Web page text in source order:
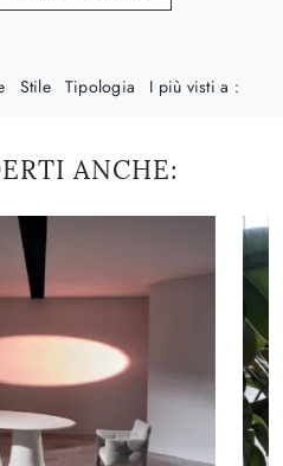
Stile Tipologia I più visti a :
ANCHE: